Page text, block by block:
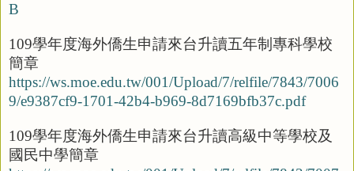
B
109學年度海外僑生申請來台升讀五年制專科學校
簡章
https://ws.moe.edu.tw/001/Upload/7/relfile/7843/7006
9/e9387cf9-1701-42b4-b969-8d7169bfb37c.pdf
109學年度海外僑生申請來台升讀高級中等學校及
國民中學簡章